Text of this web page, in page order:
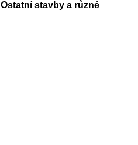
Ostatní stavby a různé